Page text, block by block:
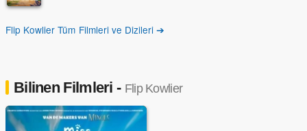
Flip Kowlier Tüm Filmleri ve Dizileri ➔
Bilinen Filmleri - Flip Kowlier